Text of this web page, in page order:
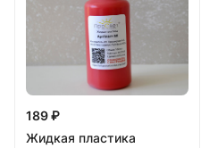
189 ₽
Жидкая пластика